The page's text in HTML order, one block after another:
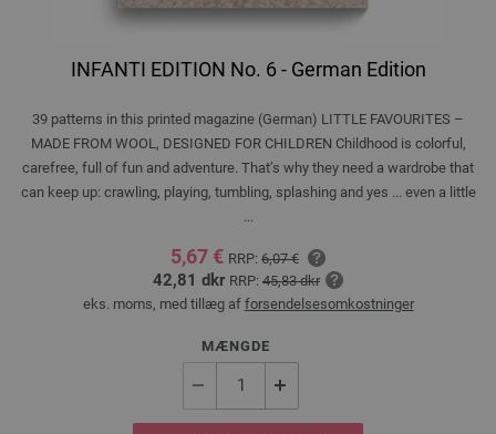
INFANTI EDITION No. 6 - German Edition
39 patterns in this printed magazine (German) LITTLE FAVOURITES –
MADE FROM WOOL, DESIGNED FOR CHILDREN Childhood is colorful,
carefree, full of fun and adventure. That’s why they need a wardrobe that
can keep up: crawling, playing, tumbling, splashing and yes ... even a little
...
5,67 € RRP: 6,07 €
42,81 dkr RRP: 45,83 dkr
eks. moms, med tillæg af forsendelsesomkostninger
MÆNGDE